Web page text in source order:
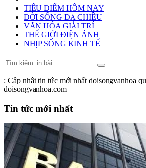
TIÊU ĐIỂM HÔM NAY
ĐỜI SỐNG ĐA CHIỀU
VĂN HÓA GIẢI TRÍ
THẾ GIỚI ĐIỆN ẢNH
NHỊP SỐNG KINH TẾ
: Cập nhật tin tức mới nhất doisongvanhoa
doisongvanhoa.com
Tin tức mới nhất